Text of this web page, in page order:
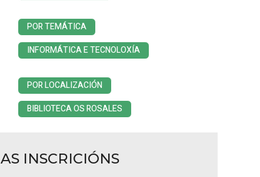
POR TEMÁTICA
INFORMÁTICA E TECNOLOXÍA
POR LOCALIZACIÓN
BIBLIOTECA OS ROSALES
AS INSCRICIÓNS